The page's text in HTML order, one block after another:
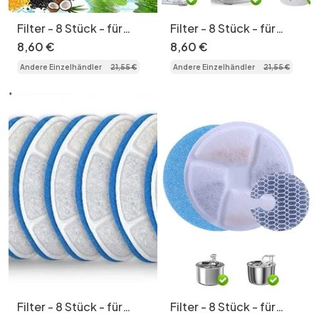
Filter - 8 Stück - für
Modell Nr. FT666
8,60€
Andere Einzelhändler 21,55€
Filter - 8 Stück - für
Modell Nr. FT999
(Transparent)
8,60€
Andere Einzelhändler 21,55€
Filter - 8 Stück - für
Filter - 8 Stück - für